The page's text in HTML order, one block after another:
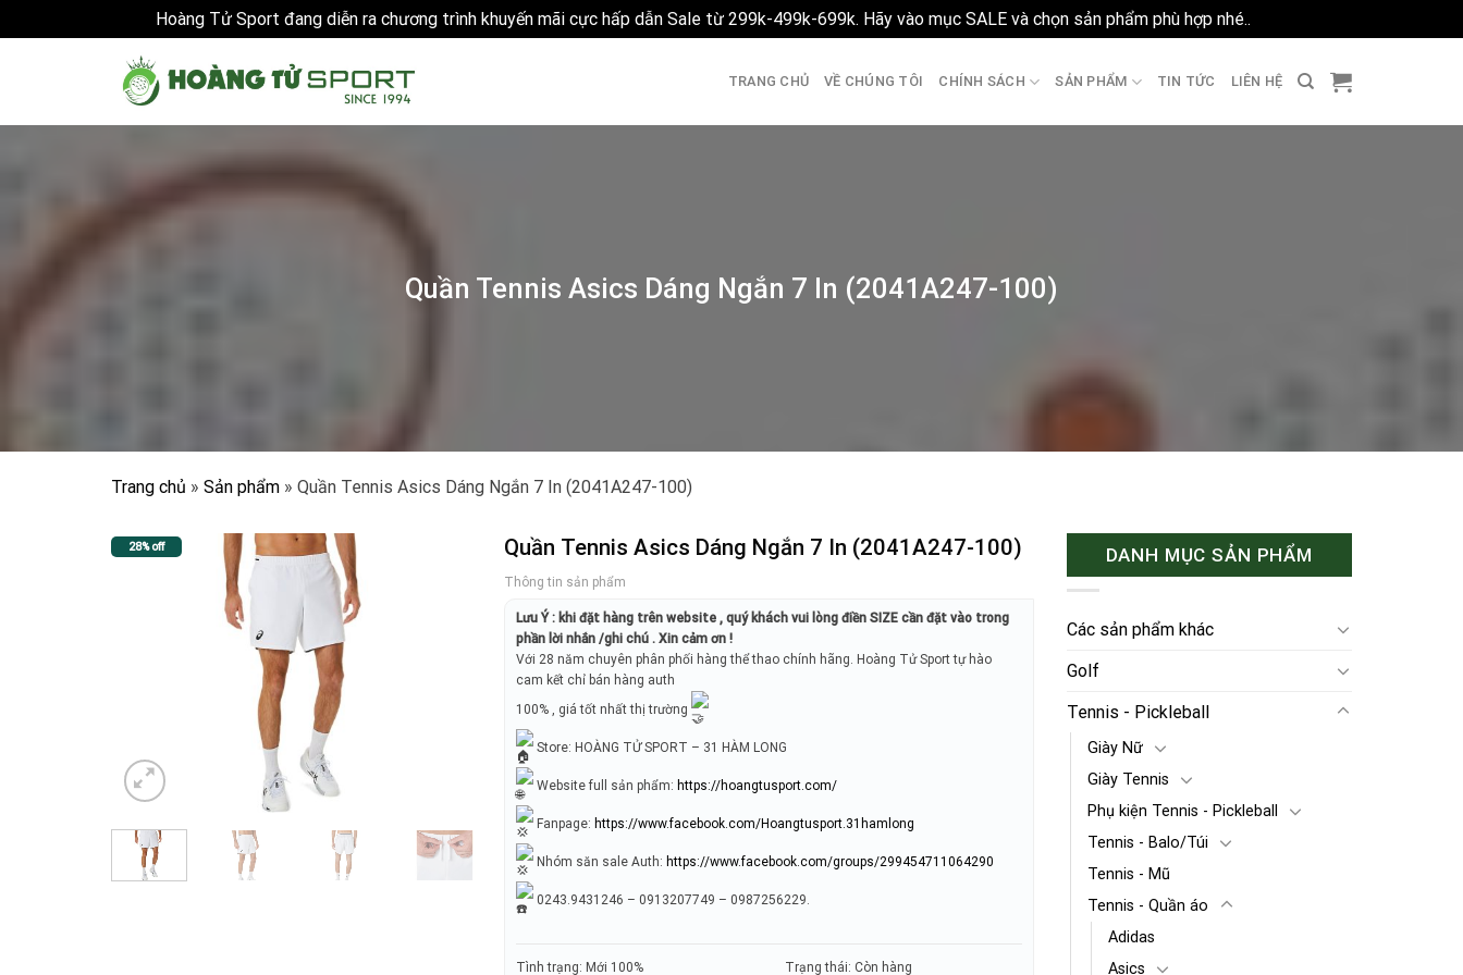
Hoàng Tử Sport đang diễn ra chương trình khuyến mãi cực hấp dẫn Sale từ 299k-499k-699k. Hãy vào mục SALE và chọn sản phẩm phù hợp nhé..
TRANG CHỦ VỀ CHÚNG TÔI CHÍNH SÁCH SẢN PHẨM TIN TỨC LIÊN HỆ
Quần Tennis Asics Dáng Ngắn 7 In (2041A247-100)
Trang chủ » Sản phẩm » Quần Tennis Asics Dáng Ngắn 7 In (2041A247-100)
28% off Quần Tennis Asics Dáng Ngắn 7 In (2041A247-100)
Thông tin sản phẩm
Lưu Ý : khi đặt hàng trên website , quý khách vui lòng điền SIZE cần đặt vào trong
phần lời nhắn /ghi chú . Xin cảm ơn !
Với 28 năm chuyên phân phối hàng thể thao chính hãng. Hoàng Tử Sport tự hào
cam kết chỉ bán hàng auth
100% , giá tốt nhất thị trường
Store: HOÀNG TỬ SPORT – 31 HÀM LONG
Website full sản phẩm: https://hoangtusport.com/
Fanpage: https://www.facebook.com/Hoangtusport.31hamlong
Nhóm săn sale Auth: https://www.facebook.com/groups/299454711064290
0243.9431246 – 0913207749 – 0987256229.
Tình trạng: Mới 100%
Trạng thái: Còn hàng
DANH MỤC SẢN PHẨM
Các sản phẩm khác
Golf
Tennis - Pickleball
Giày Nữ
Giày Tennis
Phụ kiện Tennis - Pickleball
Tennis - Balo/Túi
Tennis - Mũ
Tennis - Quần áo
Adidas
Asics